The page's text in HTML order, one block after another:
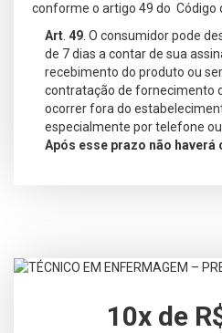
conforme o artigo 49 do Código
Art 49 . O consumidor pode
de 7 dias a contar de sua
recebimento do produto ou
contratação de fornecimento
ocorrer fora do
especialmente por telefone ou
Após esse prazo não haverá
10x de